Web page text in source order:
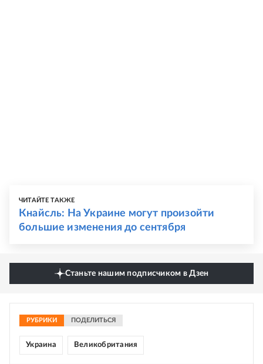
ЧИТАЙТЕ ТАКЖЕ
Кнайсль: На Украине могут произойти
большие изменения до сентября
Станьте нашим подписчиком в Дзен
РУБРИКИ ПОДЕЛИТЬСЯ
Украина Великобритания